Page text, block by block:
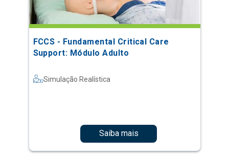
FCCS - Fundamental Critical Care
Support: Módulo Adulto
Simulação Realística
Saiba mais